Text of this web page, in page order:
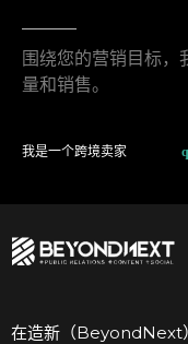
围绕您的营销目标，
量和销售。
我是一个跨境卖家
在造新（BeyondNext